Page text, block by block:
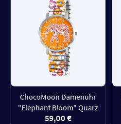
ChocoMoon Damenuhr
"Elephant Bloom" Quarz
59,00 €